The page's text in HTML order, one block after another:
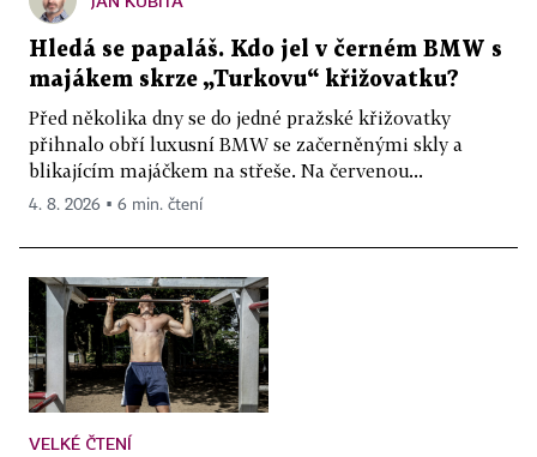
Hledá se papaláš. Kdo jel v černém BMW s
majákem skrze „Turkovu“ křižovatku?
Před několika dny se do jedné pražské křižovatky
přihnalo obří luxusní BMW se začerněnými skly a
blikajícím majáčkem na střeše. Na červenou...
4. 8. 2026 ▪ 6 min. čtení
VELKÉ ČTENÍ